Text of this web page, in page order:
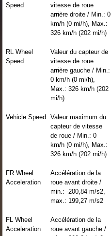
Speed
vitesse de roue
arrière droite / Min.: 0
km/h (0 mi/h), Max.:
326 km/h (202 mi/h)
RL Wheel
Speed
Valeur du capteur de
vitesse de roue
arrière gauche / Min.:
0 km/h (0 mi/h),
Max.: 326 km/h (202
mi/h)
Vehicle Speed Valeur maximum du
capteur de vitesse
de roue / Min.: 0
km/h (0 mi/h), Max.:
326 km/h (202 mi/h)
FR Wheel
Acceleration
Accélération de la
roue avant droite /
min.: -200,84 m/s2,
max.: 199,27 m/s2
FL Wheel
Acceleration
Accélération de la
roue avant gauche /